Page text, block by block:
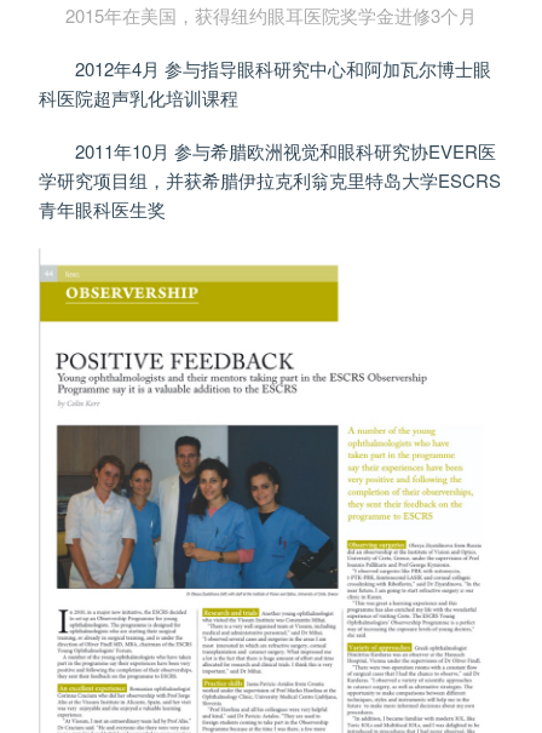
2015年在美国，获得纽约眼耳医院奖学金进修3个月
2012年4月 参与指导眼科研究中心和阿加瓦尔博士眼
科医院超声乳化培训课程
2011年10月 参与希腊欧洲视觉和眼科研究协EVER医
学研究项目组，并获希腊伊拉克利翁克里特岛大学ESCRS
青年眼科医生奖